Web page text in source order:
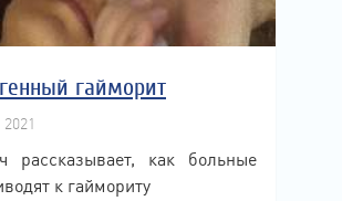
гайморит
рассказывает, как больные
к гаймориту